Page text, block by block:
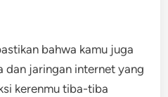
bahwa kamu juga
dan jaringan internet yang
kerenmu tiba-tiba